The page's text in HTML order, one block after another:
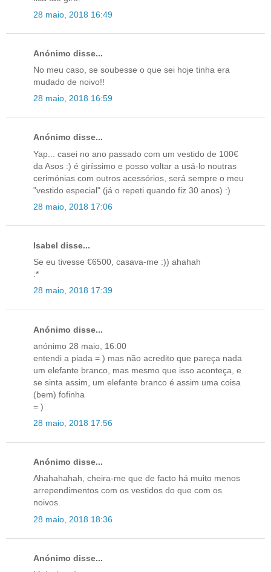
28 maio, 2018 16:49
Anónimo disse...
No meu caso, se soubesse o que sei hoje tinha era
mudado de noivo!!
28 maio, 2018 16:59
Anónimo disse...
Yap... casei no ano passado com um vestido de 100€
da Asos :) é giríssimo e posso voltar a usá-lo noutras
cerimónias com outros acessórios, será sempre o meu
"vestido especial" (já o repeti quando fiz 30 anos) :)
28 maio, 2018 17:06
Isabel disse...
Se eu tivesse €6500, casava-me :)) ahahah
:*
28 maio, 2018 17:39
Anónimo disse...
anónimo 28 maio, 16:00
entendi a piada = ) mas não acredito que pareça nada
um elefante branco, mas mesmo que isso aconteça, e
se sinta assim, um elefante branco é assim uma coisa
(bem) fofinha
= )
28 maio, 2018 17:56
Anónimo disse...
Ahahahahah, cheira-me que de facto há muito menos
arrependimentos com os vestidos do que com os
noivos.
28 maio, 2018 18:36
Anónimo disse...